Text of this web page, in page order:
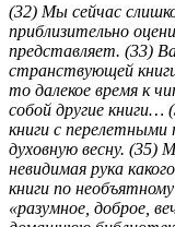
(32) Мы сейчас
приблизительно
представляет. (33)
странствующей
то далекое время к
собой другие
книги с
духовную весну.
невидимая рука
книги по
«разумное, доброе,